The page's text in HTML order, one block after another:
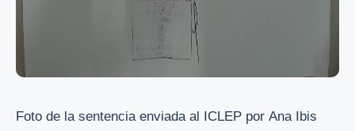
Foto de la sentencia enviada al ICLEP por Ana Ibis